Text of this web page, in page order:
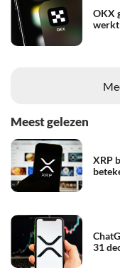
OKX
werkt
Meest gelezen
XRP
31